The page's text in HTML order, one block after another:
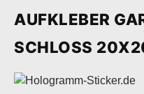
AUFKLEBER
SCHLOSS